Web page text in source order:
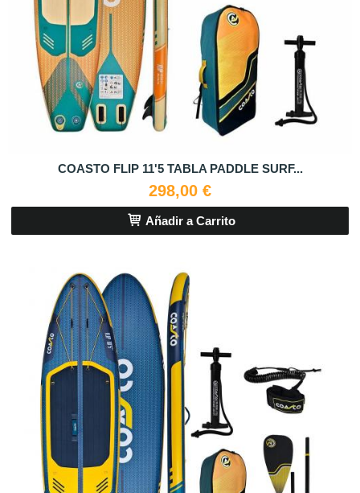
COASTO FLIP 11'5 TABLA PADDLE SURF...
298,00 €
Añadir a Carrito